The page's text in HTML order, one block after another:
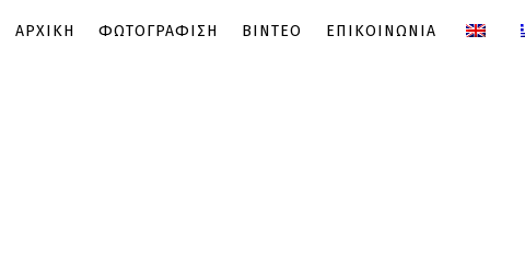
ΑΡΧΙΚΗ ΦΩΤΟΓΡΑΦΙΣΗ ΒΙΝΤΕΟ ΕΠΙΚΟΙΝΩΝΙΑ